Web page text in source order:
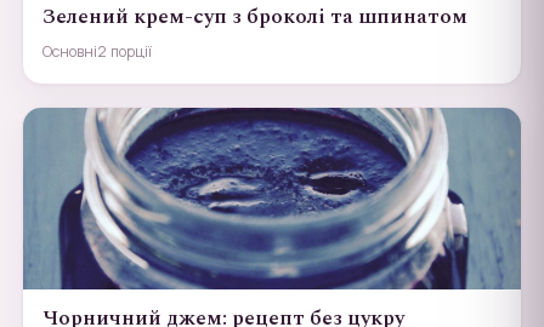
Зелений крем-суп з броколі та шпинатом
Основні2 порції
Чорничний джем: рецепт без цукру